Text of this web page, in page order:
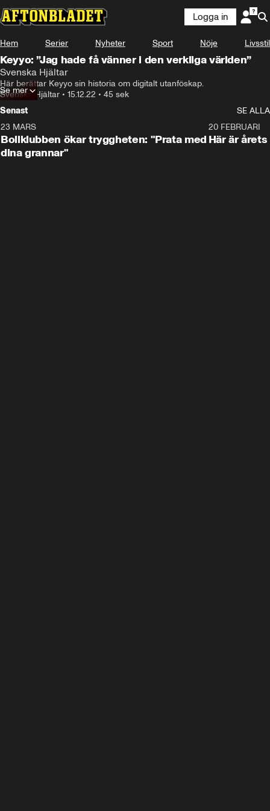
Logga in
Hem Serier Nyheter Sport Nöje Livsstil
Keyyo: ”Jag hade få vänner i den verkliga världen”
Svenska Hjältar
Här berättar Keyyo sin historia om digitalt utanföskap.
Svenska Hjältar • 15.12.22 • 45 sek
Se mer
Senast
SE ALLA
23 MARS
Bollklubben ökar tryggheten: "Prata med
dina grannar"
20 FEBRUARI
Här är